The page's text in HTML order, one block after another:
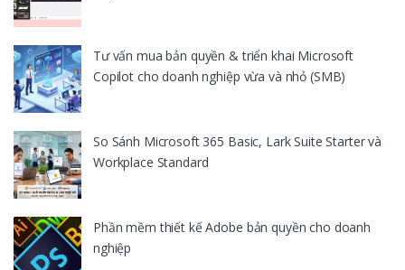
Tư vấn mua bản quyền & triển khai Microsoft
Copilot cho doanh nghiệp vừa và nhỏ (SMB)
So Sánh Microsoft 365 Basic, Lark Suite Starter và
Workplace Standard
Phần mềm thiết kế Adobe bản quyền cho doanh
nghiệp